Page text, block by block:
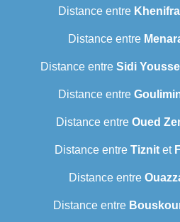
Distance entre Khenifra
Distance entre
Distance entre Sidi
Distance entre
Distance entre Oued
Distance entre Tiznit et
Distance entre
Distance entre